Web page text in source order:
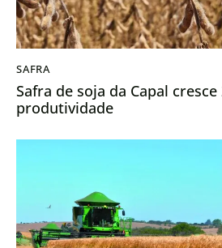
SAFRA
Safra de soja da Capal cresce
produtividade